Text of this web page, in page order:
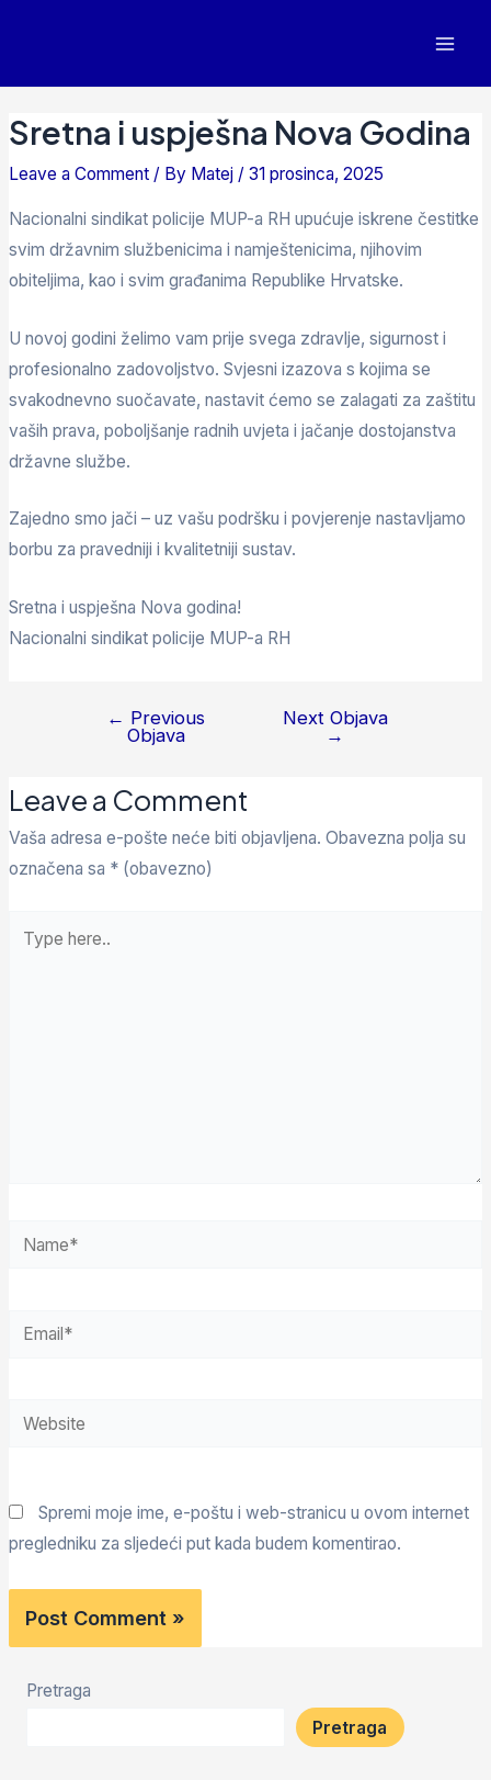
Sretna i uspješna Nova Godina
Leave a Comment / By Matej /31 prosinca, 2025
Nacionalni sindikat policije MUP-a RH upućuje iskrene čestitke
svim državnim službenicima i namještenicima, njihovim
obiteljima, kao i svim građanima Republike Hrvatske.
U novoj godini želimo vam prije svega zdravlje, sigurnost i
profesionalno zadovoljstvo. Svjesni izazova s kojima se
svakodnevno suočavate, nastavit ćemo se zalagati za zaštitu
vaših prava, poboljšanje radnih uvjeta i jačanje dostojanstva
državne službe.
Zajedno smo jači – uz vašu podršku i povjerenje nastavljamo
borbu za pravedniji i kvalitetniji sustav.
Sretna i uspješna Nova godina!
Nacionalni sindikat policije MUP-a RH
← Previous
Objava
Next Objava
→
Leave a Comment
Vaša adresa e-pošte neće biti objavljena. Obavezna polja su
označena sa * (obavezno)
Spremi moje ime, e-poštu i web-stranicu u ovom internet
pregledniku za sljedeći put kada budem komentirao.
Pretraga
Pretraga